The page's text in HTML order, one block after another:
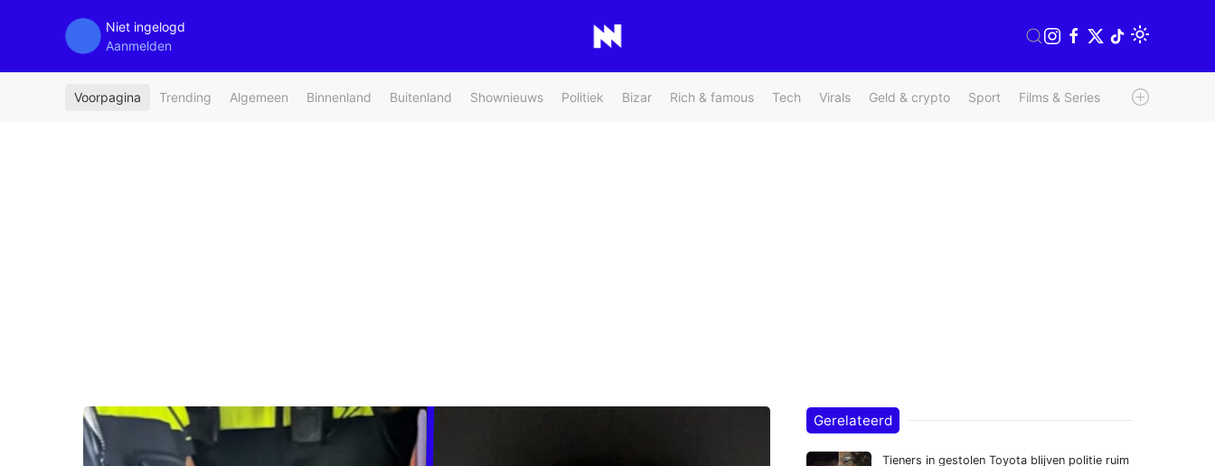
Niet ingelogd
Aanmelden
Voorpagina Trending Algemeen Binnenland Buitenland Shownieuws Politiek Bizar Rich & famous Tech Virals Geld & crypto Sport Films & Series Radio & TV
Gerelateerd
Tieners in gestolen Toyota blijven politie ruim